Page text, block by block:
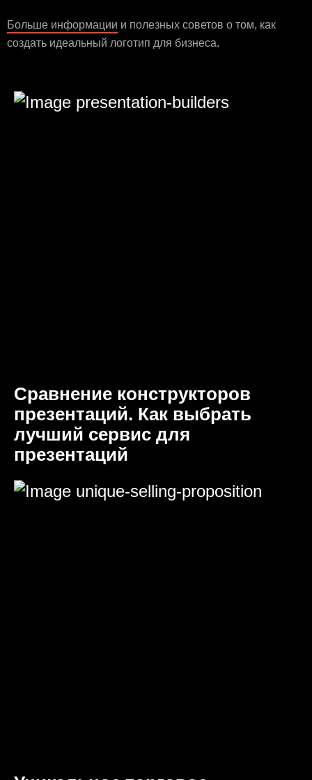
Больше информации и полезных советов о том, как
создать идеальный логотип для бизнеса.
Сравнение конструкторов
презентаций. Как выбрать
лучший сервис для
презентаций